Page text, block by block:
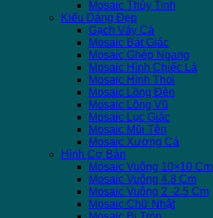
Mosaic Thủy Tinh
Kiểu Dáng Đẹp
Gạch Vảy Cá
Mosaic Bát Giác
Mosaic Ghép Ngang
Mosaic Hình Chiếc Lá
Mosaic Hình Thoi
Mosaic Lồng Đèn
Mosaic Lông Vũ
Mosaic Lục Giác
Mosaic Mũi Tên
Mosaic Xương Cá
Hình Cơ Bản
Mosaic Vuông 10×10 Cm
Mosaic Vuông 4.8 Cm
Mosaic Vuông 2 -2.5 Cm
Mosaic Chữ Nhật